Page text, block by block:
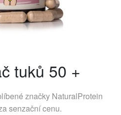
tuků 50 +
značky NaturalProtein
senzační cenu.